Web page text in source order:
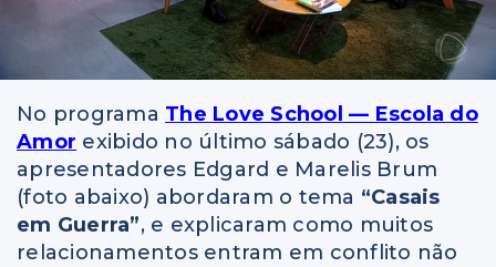
No programa The Love School — Escola do
Amor exibido no último sábado (23), os
apresentadores Edgard e Marelis Brum
(foto abaixo) abordaram o tema “Casais
em Guerra”, e explicaram como muitos
relacionamentos entram em conflito não